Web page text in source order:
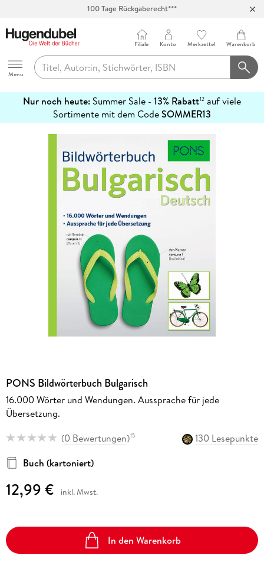
100 Tage Rückgaberecht***
Hugendubel
Menu
Filiale Konto Merkzettel Warenkorb
Nur noch heute: Summer Sale - 13% Rabatt12 auf viele
Sortimente mit dem CodeSOMMER13
erfahren
PONS Bildwörterbuch Bulgarisch
16.000 Wörter und Wendungen. Aussprache für jede
Übersetzung.
(0 Bewertungen)15
130 Lesepunkte
Buch (kartoniert)
12,99 € inkl. Mwst.
In den Warenkorb